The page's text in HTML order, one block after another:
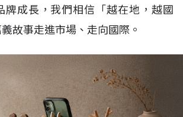
牌成長，我們相信「越在地，越國
故事走進市場、走向國際。